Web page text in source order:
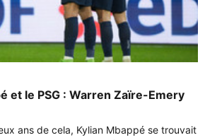
et le PSG : Warren Zaïre-Emery
ans de cela, Kylian Mbappé se trouvait